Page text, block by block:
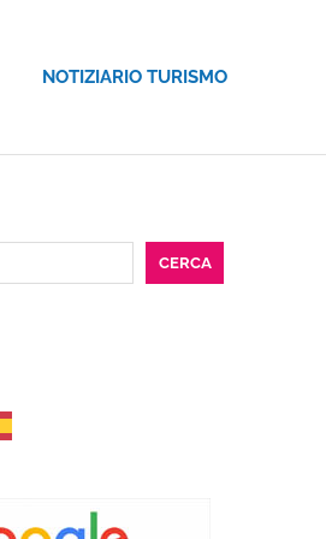
NOTIZIARIO TURISMO
CERCA